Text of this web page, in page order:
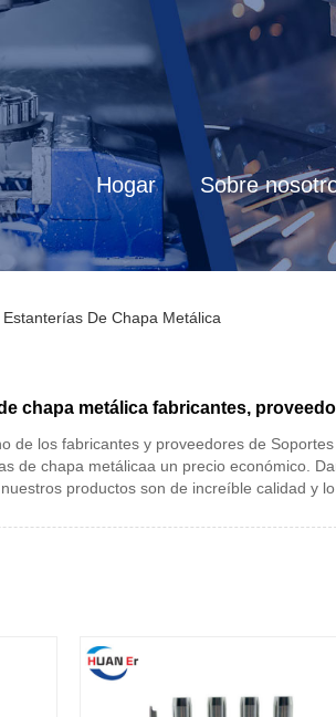
Hogar Sobre
De Chapa Metálica
chapa metálica fabricantes,
de los fabricantes y proveedores de
de chapa metálicaa un precio económico.
productos son de increíble calidad y